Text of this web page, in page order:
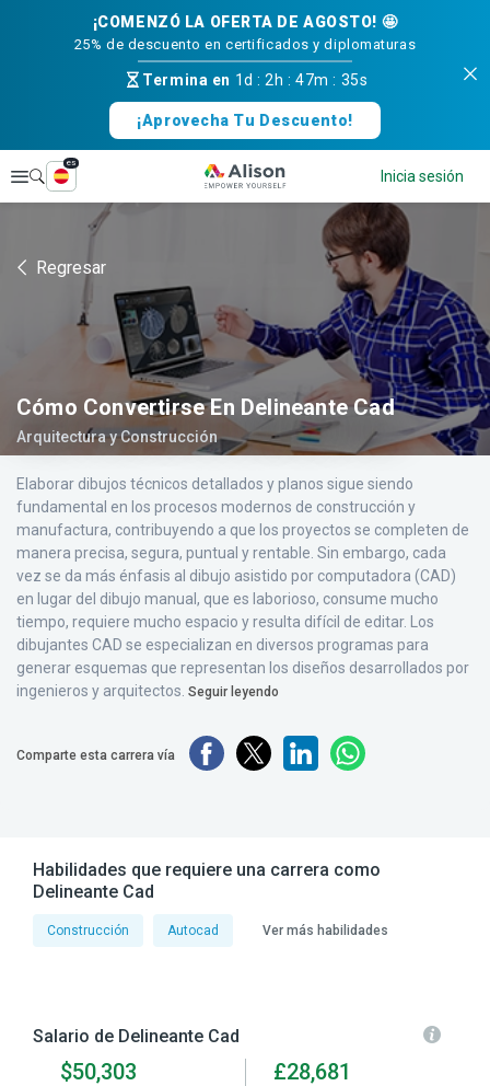
¡COMENZÓ LA OFERTA DE AGOSTO! 🤩
25% de descuento en certificados y diplomaturas
Termina en 1d :2h :47m : 35s
¡Aprovecha Tu Descuento!
Explorar
es
Inicia sesión
Regresar
Cómo Convertirse En Delineante Cad
Arquitectura y Construcción
Elaborar dibujos técnicos detallados y planos sigue siendo
fundamental en los procesos modernos de construcción y
manufactura, contribuyendo a que los proyectos se completen de
manera precisa, segura, puntual y rentable. Sin embargo, cada
vez se da más énfasis al dibujo asistido por computadora (CAD)
en lugar del dibujo manual, que es laborioso, consume mucho
tiempo, requiere mucho espacio y resulta difícil de editar. Los
dibujantes CAD se especializan en diversos programas para
generar esquemas que representan los diseños desarrollados por
ingenieros y arquitectos. Seguir leyendo
Comparte esta carrera vía
Habilidades que requiere una carrera como
Delineante Cad
Construcción Autocad Ver más habilidades
Salario de Delineante Cad
$50,303 £28,681